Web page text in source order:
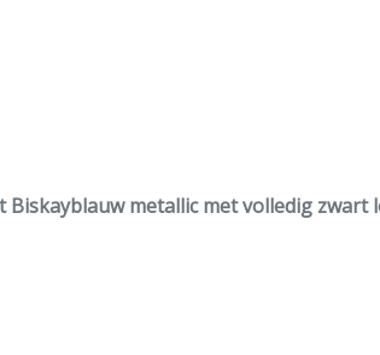
Biskayblauw metallic met volledig